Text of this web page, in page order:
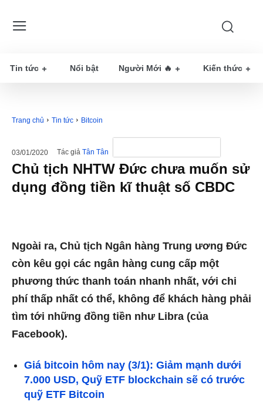
Tin tức Nổi bật Người Mới 🔥 Kiến thức
Trang chủ Tin tức Bitcoin
03/01/2020 Tác giả Tân Tân
Chủ tịch NHTW Đức chưa muốn sử
dụng đồng tiền kĩ thuật số CBDC
Ngoài ra, Chủ tịch Ngân hàng Trung ương Đức
còn kêu gọi các ngân hàng cung cấp một
phương thức thanh toán nhanh nhất, với chi
phí thấp nhất có thể, không để khách hàng phải
tìm tới những đồng tiền như Libra (của
Facebook).
Giá bitcoin hôm nay (3/1): Giảm mạnh dưới
7.000 USD, Quỹ ETF blockchain sẽ có trước
quỹ ETF Bitcoin